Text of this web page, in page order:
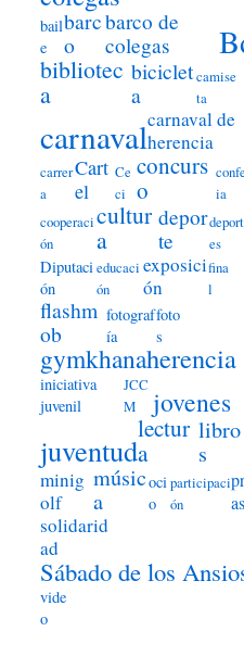
bail
e
barc
o
barco de
colegas
bibliotec
a
biciclet
a
camise
ta
carnavalcarnaval de
herencia
carrer
a
Cart
el
Ce
ci
concurs
o
ia
cooperaci
ón
cultur
a
depor
te
deport
es
Diputaci
ón
educaci
ón
exposici
ón
fina
l
flashm
ob
fotograf
ía
foto
s
gymkhanaherencia
iniciativa
juvenil
JCC
M
jovenes
juventud
lectur
a
libro
s
minig
olf
músic
a
oci
o
participaci
ón
as
solidarid
ad
Sábado de los
vide
o